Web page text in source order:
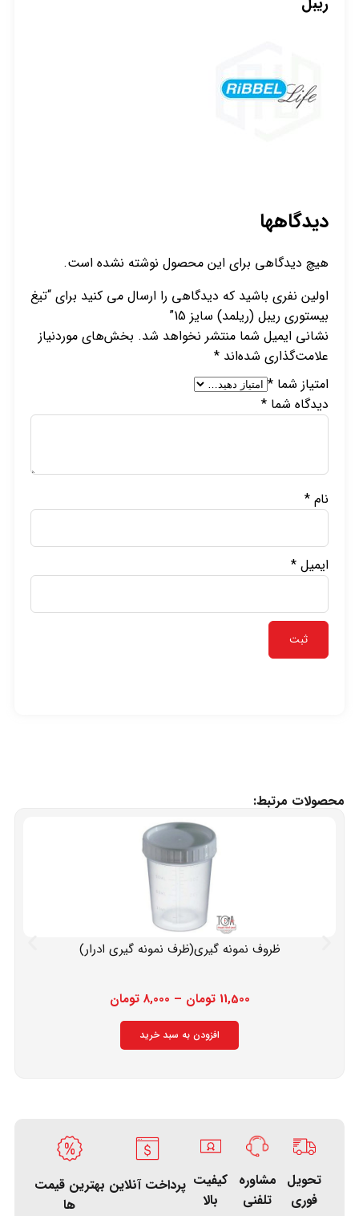
دیدگاهها
هیچ دیدگاهی برای این محصول نوشته نشده است.
اولین نفری باشید که دیدگاهی را ارسال می کنید برای “تیغ
بیستوری ریبل (ریلمد) سایز 15”
نشانی ایمیل شما منتشر نخواهد شد. بخش‌های موردنیاز
علامت‌گذاری شده‌اند *
امتیاز شما *
دیدگاه شما *
نام *
ایمیل *
محصولات مرتبط:
ظروف نمونه گیری(ظرف نمونه گیری ادرار)
11,500 تومان –
8,000 تومان
افزودن به سبد خرید
تحویل
فوری
مشاوره
تلفنی
کیفیت
بالا
پرداخت آنلاین بهترین قیمت
ها